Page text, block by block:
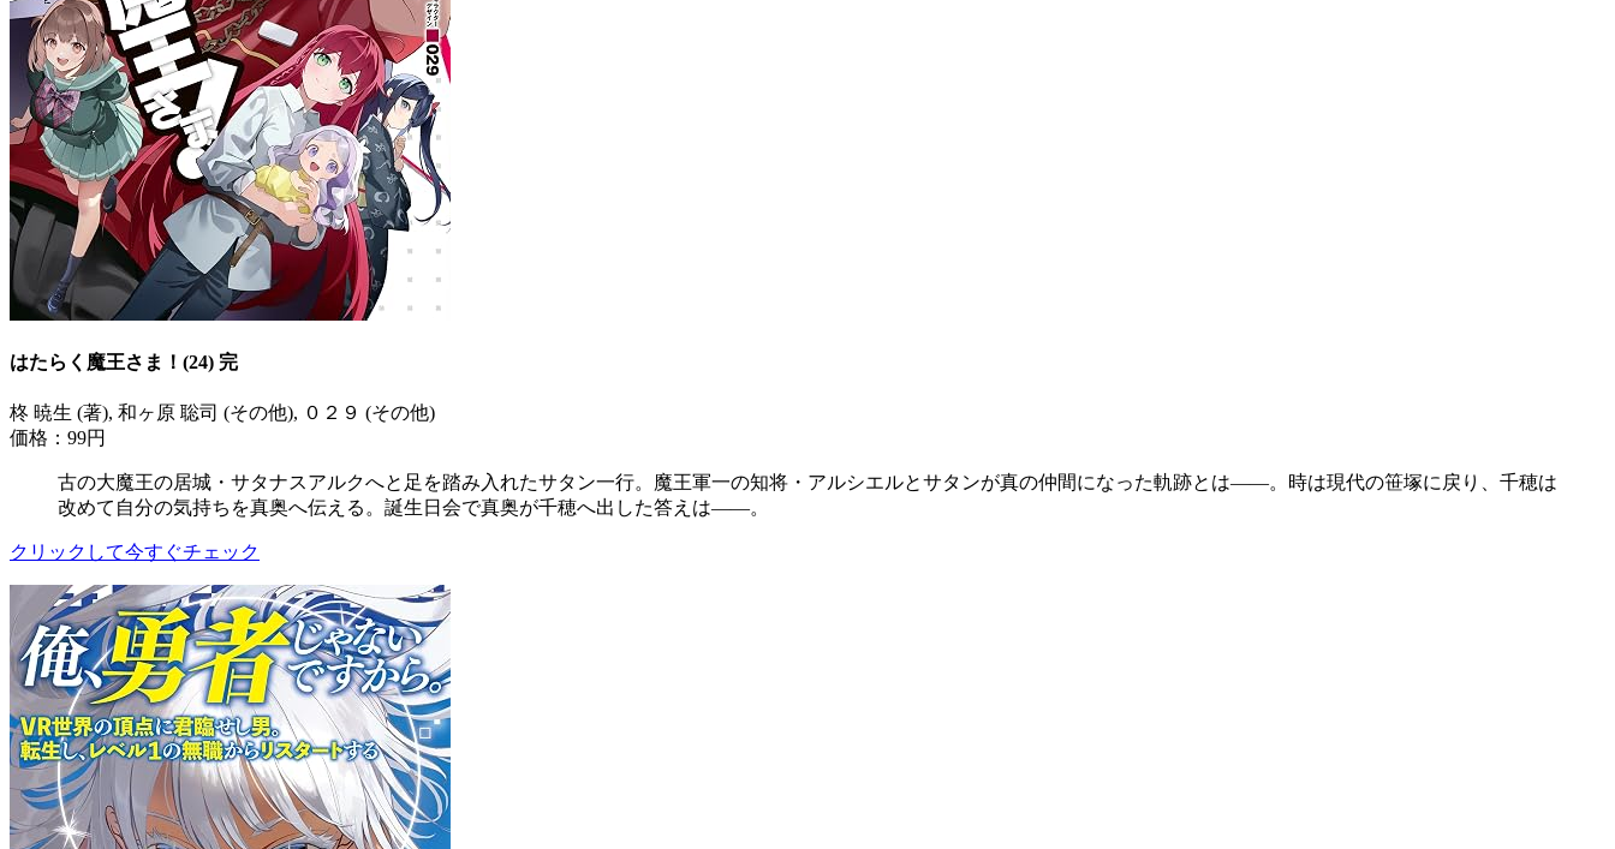
はたらく魔王さま！(24) 完
柊 暁生 (著), 和ヶ原 聡司 (その他), ０２９ (その他)
価格：99円
古の大魔王の居城・サタナスアルクへと足を踏み入れたサタン一行。魔王軍一の知将・アルシエルとサタンが真の仲間になった軌跡とは――。時は現代の笹塚に戻り、千穂は
改めて自分の気持ちを真奥へ伝える。誕生日会で真奥が千穂へ出した答えは――。
クリックして今すぐチェック